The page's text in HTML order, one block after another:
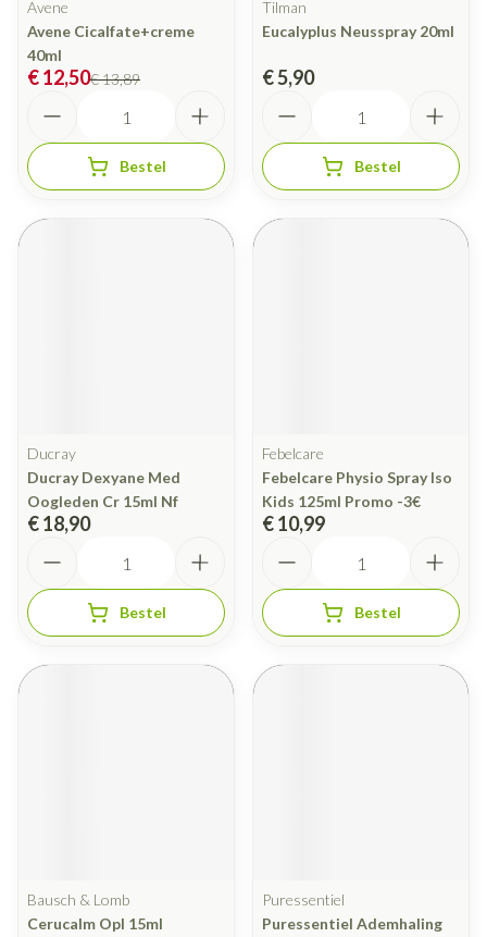
Avene
Avene Cicalfate+creme
40ml
€ 13,89
€ 12,50
Bestel
Tilman
Eucalyplus Neusspray 20ml
€ 5,90
Bestel
Ducray
Ducray Dexyane Med
Oogleden Cr 15ml Nf
€ 18,90
Bestel
Febelcare
Febelcare Physio Spray Iso
Kids 125ml Promo -3€
€ 10,99
Bestel
Bausch & Lomb
Cerucalm Opl 15ml
Puressentiel
Puressentiel Ademhaling